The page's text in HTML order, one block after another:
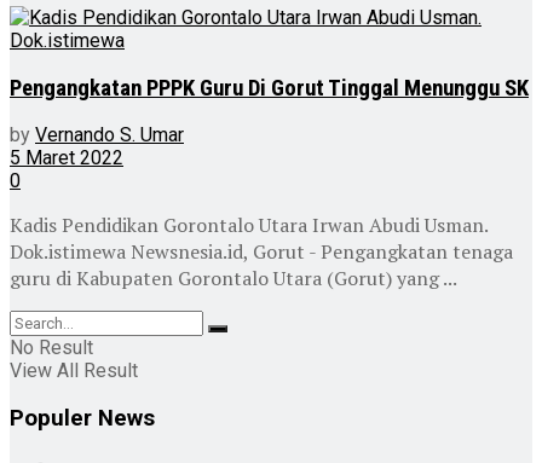
Pengangkatan PPPK Guru Di Gorut Tinggal Menunggu SK
by Vernando S. Umar
5 Maret 2022
0
Kadis Pendidikan Gorontalo Utara Irwan Abudi Usman.
Dok.istimewa Newsnesia.id, Gorut - Pengangkatan tenaga
guru di Kabupaten Gorontalo Utara (Gorut) yang ...
No Result
View All Result
Populer News